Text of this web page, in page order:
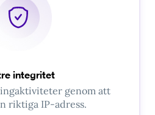
integritet
genom att
riktiga IP-adress.